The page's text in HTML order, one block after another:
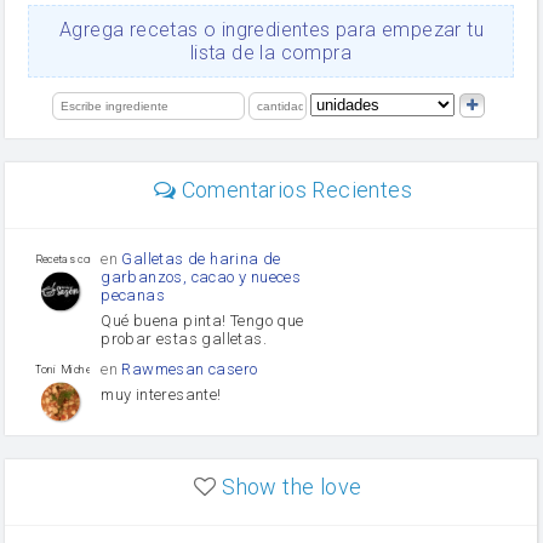
Ajos
salsa de soja
limón
Agrega recetas o ingredientes para empezar tu
lista de la compra
Comentarios Recientes
Recetas con sazon
en Galletas de harina de
garbanzos, cacao y nueces
pecanas
Qué buena pinta! Tengo que
probar estas galletas.
Toni Michel Caubet
en Rawmesan casero
muy interesante!
enLasaña casera fácil y
Show the love